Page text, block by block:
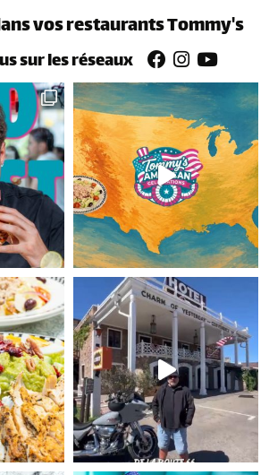
vos restaurants Tommy's
sur les réseaux